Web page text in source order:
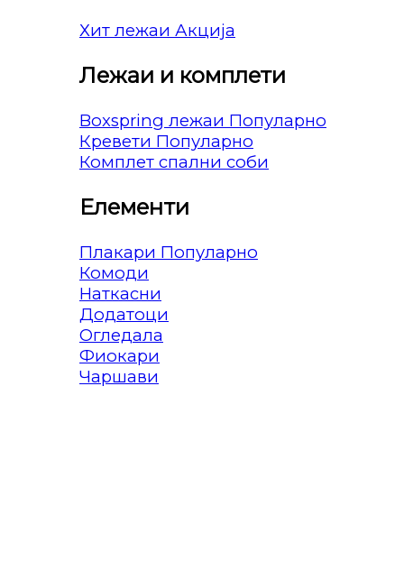
Хит лежаи
Лежаи и комплети
Boxspring лежаи
Кревети
Комплет спални соби
Елементи
Плакари
Комоди
Наткасни
Додатоци
Огледала
Фиокари
Чаршави